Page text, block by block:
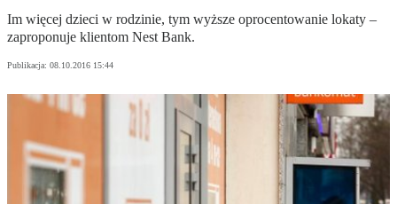
Im więcej dzieci w rodzinie, tym wyższe oprocentowanie lokaty –
zaproponuje klientom Nest Bank.
Publikacja: 08.10.2016 15:44